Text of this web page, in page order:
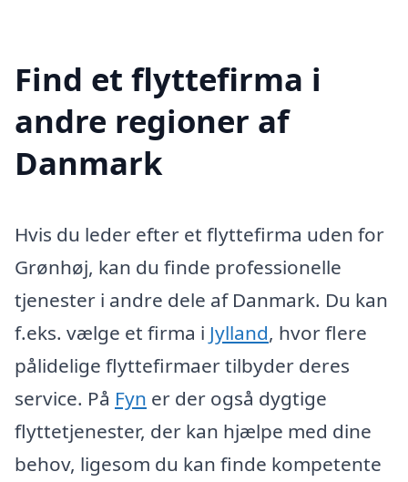
Find et flyttefirma i
andre regioner af
Danmark
Hvis du leder efter et flyttefirma uden for
Grønhøj, kan du finde professionelle
tjenester i andre dele af Danmark. Du kan
f.eks. vælge et firma i Jylland, hvor flere
pålidelige flyttefirmaer tilbyder deres
service. På Fyn er der også dygtige
flyttetjenester, der kan hjælpe med dine
behov, ligesom du kan finde kompetente